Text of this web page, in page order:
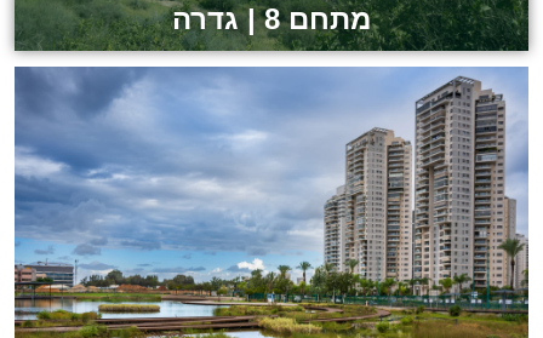
מתחם 8 | גדרה
לצפייה בפרויקט